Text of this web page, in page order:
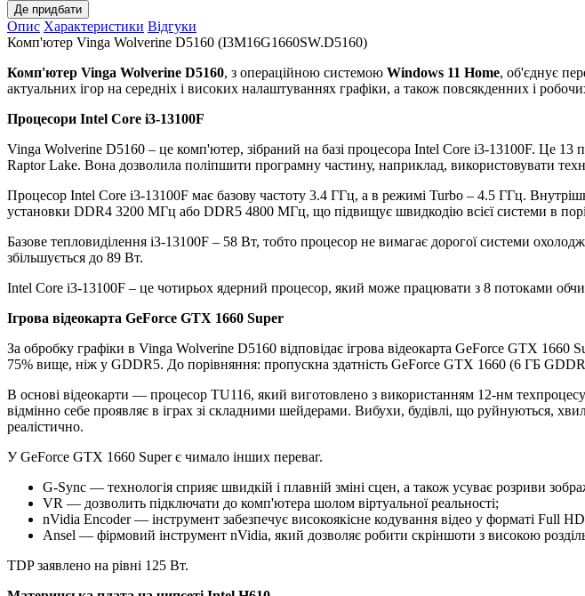
Де придбати
Опис Характеристики Відгуки
Комп'ютер Vinga Wolverine D5160 (I3M16G1660SW.D5160)
Комп'ютер Vinga Wolverine D5160, з операційною системою Windows 11 Home, об'єднує
актуальних ігор на середніх і високих налаштуваннях графіки, а також повсякденних і
Процесори Intel Core i3-13100F
Vinga Wolverine D5160 – це комп'ютер, зібраний на базі процесора Intel Core i3-13100F. Це 13
Raptor Lake. Вона дозволила поліпшити програмну частину, наприклад, використовувати
Процесор Intel Core i3-13100F має базову частоту 3.4 ГГц, а в режимі Turbo – 4.5 ГГц.
установки DDR4 3200 МГц або DDR5 4800 МГц, що підвищує швидкодію всієї системи в
Базове тепловиділення i3-13100F – 58 Вт, тобто процесор не вимагає дорогої системи
збільшується до 89 Вт.
Intel Core i3-13100F – це чотирьох ядерний процесор, який може працювати з 8 потоками
Ігрова відеокарта GeForce GTX 1660 Super
За обробку графіки в Vinga Wolverine D5160 відповідає ігрова відеокарта GeForce GTX
75% вище, ніж у GDDR5. До порівняння: пропускна здатність GeForce GTX 1660 (6 ГБ
В основі відеокарти — процесор TU116, який виготовлено з використанням 12-нм
відмінно себе проявляє в іграх зі складними шейдерами. Вибухи, будівлі, що руйнуються,
реалістично.
У GeForce GTX 1660 Super є чимало інших переваг.
G-Sync — технологія сприяє швидкій і плавній зміні сцен, а також усуває розриви
VR — дозволить підключати до комп'ютера шолом віртуальної реальності;
nVidia Encoder — інструмент забезпечує високоякісне кодування відео у форматі Full
Ansel — фірмовий інструмент nVidia, який дозволяє робити скріншоти з високою
TDP заявлено на рівні 125 Вт.